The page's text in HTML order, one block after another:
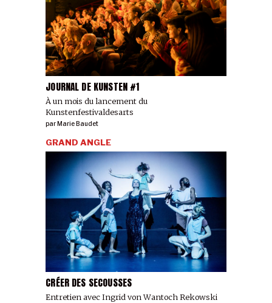
JOURNAL DE KUNSTEN #1
À un mois du lancement du
Kunstenfestivaldesarts
parMarie Baudet
CRÉER DES SECOUSSES
Entretien avec Ingrid von Wantoch Rekowski
GRAND ANGLE